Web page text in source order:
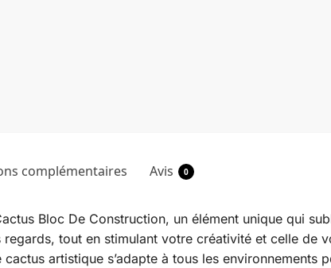
complémentaires Avis 0
Bloc De Construction, un élément unique qui
tout en stimulant votre créativité et celle de
artistique s’adapte à tous les environnements